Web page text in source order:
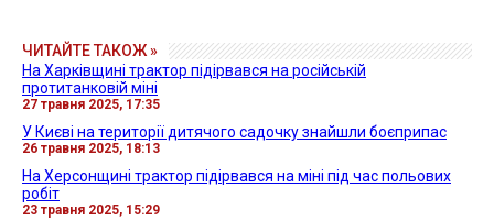
ЧИТАЙТЕ ТАКОЖ »
На Харківщині трактор підірвався на російській
протитанковій міні
27 травня 2025, 17:35
У Києві на території дитячого садочку знайшли боєприпас
26 травня 2025, 18:13
На Херсонщині трактор підірвався на міні під час польових
робіт
23 травня 2025, 15:29